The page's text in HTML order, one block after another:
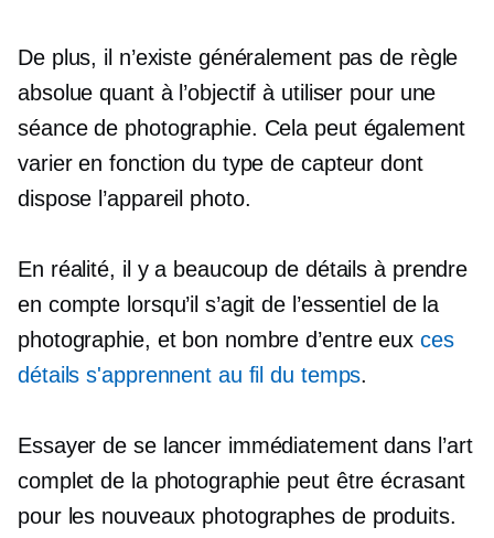
De plus, il n’existe généralement pas de règle
absolue quant à l’objectif à utiliser pour une
séance de photographie. Cela peut également
varier en fonction du type de capteur dont
dispose l’appareil photo.
En réalité, il y a beaucoup de détails à prendre
en compte lorsqu’il s’agit de l’essentiel de la
photographie, et bon nombre d’entre eux ces
détails s'apprennent au fil du temps.
Essayer de se lancer immédiatement dans l’art
complet de la photographie peut être écrasant
pour les nouveaux photographes de produits.